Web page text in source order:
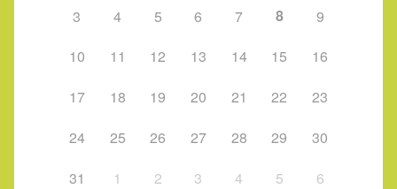
3
4 5 6 7 8
9
10
11 12 13 14 15
16
17
18 19 20 21 22
23
24
25 26 27 28 29
30
31
1 2 3 4 5 6